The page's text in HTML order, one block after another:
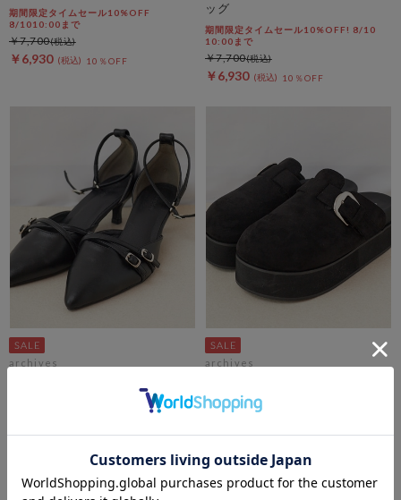
期間限定タイムセール10%OFF
8/1010:00まで
￥6,930 10％OFF
￥7,700
ッグ
期間限定タイムセール10%OFF! 8/10
10:00まで
￥6,930 10％OFF
￥7,700
archives
期間限定タイムセール10%OFF! 8/10
10％OFF
￥7,150
archives
期間限定タイムセール10%OFF! 8/10
￥7,920
￥8,800